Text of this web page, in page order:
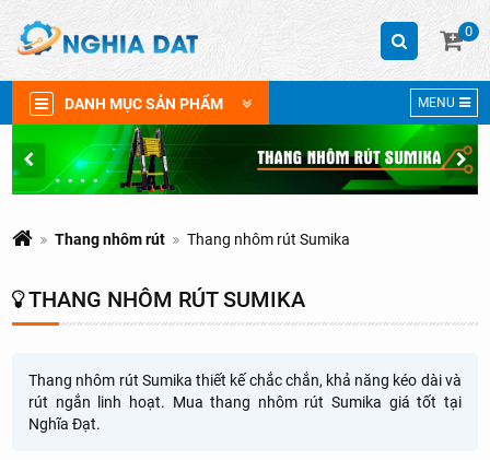
0
DANH MỤC SẢN PHẨM MENU
Thang nhôm rút Thang nhôm rút Sumika
THANG NHÔM RÚT SUMIKA
Thang nhôm rút Sumika thiết kế chắc chắn, khả năng kéo dài và
rút ngắn linh hoạt. Mua thang nhôm rút Sumika giá tốt tại
Nghĩa Đạt.